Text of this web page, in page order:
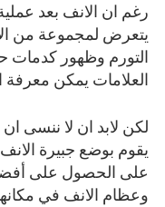
رغم ان الانف بعد
يتعرض لمجموعة من
التورم وظهور كدمات
العلامات يمكن معرفة
لكن لابد ان لا ننسى
يقوم بوضع جبيرة الانف
على الحصول على
وعظام الانف في